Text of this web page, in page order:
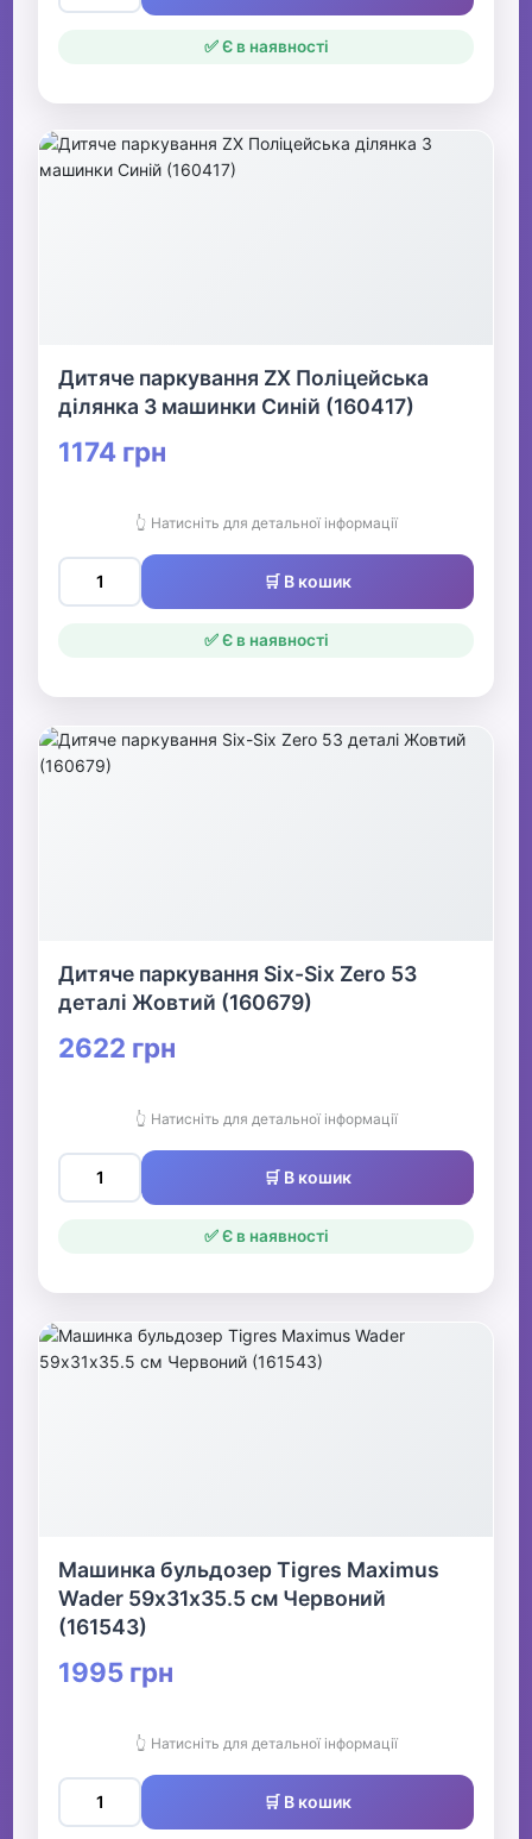
✅ Є в наявності
Дитяче паркування ZX Поліцейська
ділянка 3 машинки Синій (160417)
1174 грн
👆 Натисніть для детальної інформації
🛒 В кошик
✅ Є в наявності
Дитяче паркування Six-Six Zero 53
деталі Жовтий (160679)
2622 грн
👆 Натисніть для детальної інформації
🛒 В кошик
✅ Є в наявності
Машинка бульдозер Tigres Maximus
Wader 59х31х35.5 см Червоний
(161543)
1995 грн
👆 Натисніть для детальної інформації
🛒 В кошик